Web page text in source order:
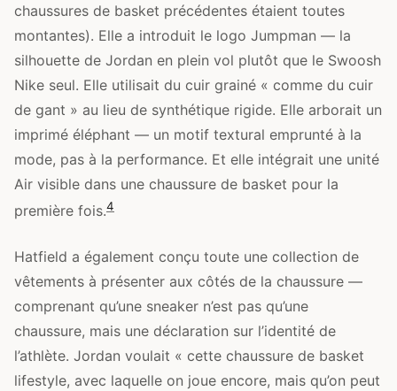
chaussures de basket précédentes étaient toutes
montantes). Elle a introduit le logo Jumpman — la
silhouette de Jordan en plein vol plutôt que le Swoosh
Nike seul. Elle utilisait du cuir grainé « comme du cuir
de gant » au lieu de synthétique rigide. Elle arborait un
imprimé éléphant — un motif textural emprunté à la
mode, pas à la performance. Et elle intégrait une unité
Air visible dans une chaussure de basket pour la
première fois.4
Hatfield a également conçu toute une collection de
vêtements à présenter aux côtés de la chaussure —
comprenant qu’une sneaker n’est pas qu’une
chaussure, mais une déclaration sur l’identité de
l’athlète. Jordan voulait « cette chaussure de basket
lifestyle, avec laquelle on joue encore, mais qu’on peut